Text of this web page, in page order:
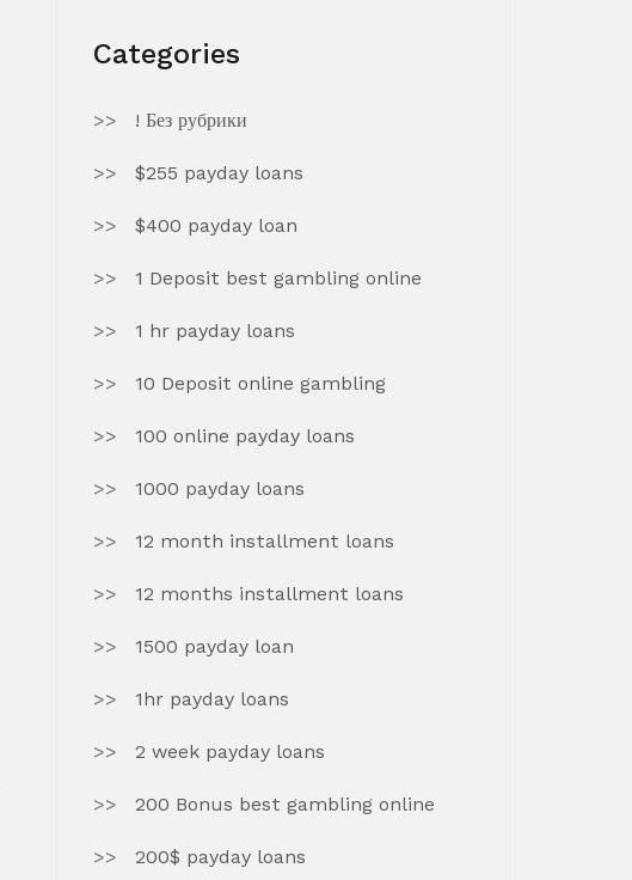
Categories
! Без рубрики
$255 payday loans
$400 payday loan
1 Deposit best gambling online
1 hr payday loans
10 Deposit online gambling
100 online payday loans
1000 payday loans
12 month installment loans
12 months installment loans
1500 payday loan
1hr payday loans
2 week payday loans
200 Bonus best gambling online
200$ payday loans